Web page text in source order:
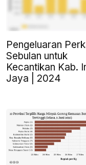
Pengeluaran
Sebulan untuk
Kecantikan Kab.
Jaya | 2024